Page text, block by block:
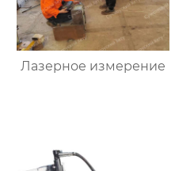
Лазерное измерение